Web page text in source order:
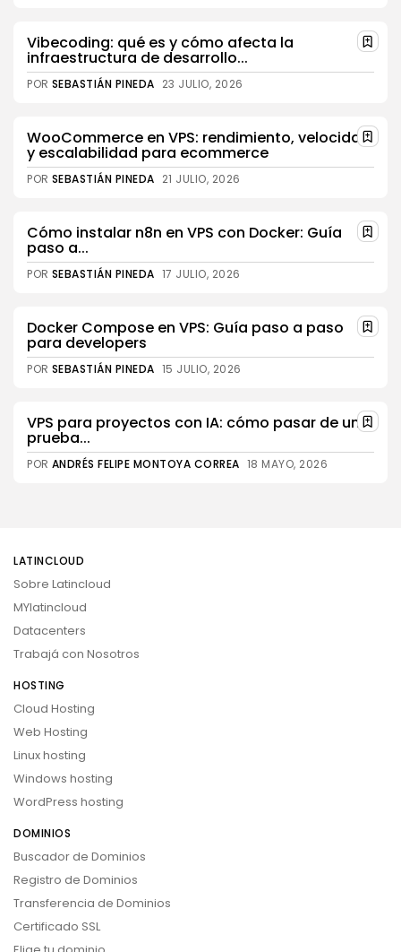
Vibecoding: qué es y cómo afecta la
infraestructura de desarrollo...
POR SEBASTIÁN PINEDA 23 JULIO, 2026
WooCommerce en VPS: rendimiento, velocidad
y escalabilidad para ecommerce
POR SEBASTIÁN PINEDA 21 JULIO, 2026
Cómo instalar n8n en VPS con Docker: Guía
paso a...
POR SEBASTIÁN PINEDA 17 JULIO, 2026
Docker Compose en VPS: Guía paso a paso
para developers
POR SEBASTIÁN PINEDA 15 JULIO, 2026
VPS para proyectos con IA: cómo pasar de una
prueba...
POR ANDRÉS FELIPE MONTOYA CORREA 18 MAYO, 2026
LATINCLOUD
Sobre Latincloud
MYlatincloud
Datacenters
Trabajá con Nosotros
HOSTING
Cloud Hosting
Web Hosting
Linux hosting
Windows hosting
WordPress hosting
DOMINIOS
Buscador de Dominios
Registro de Dominios
Transferencia de Dominios
Certificado SSL